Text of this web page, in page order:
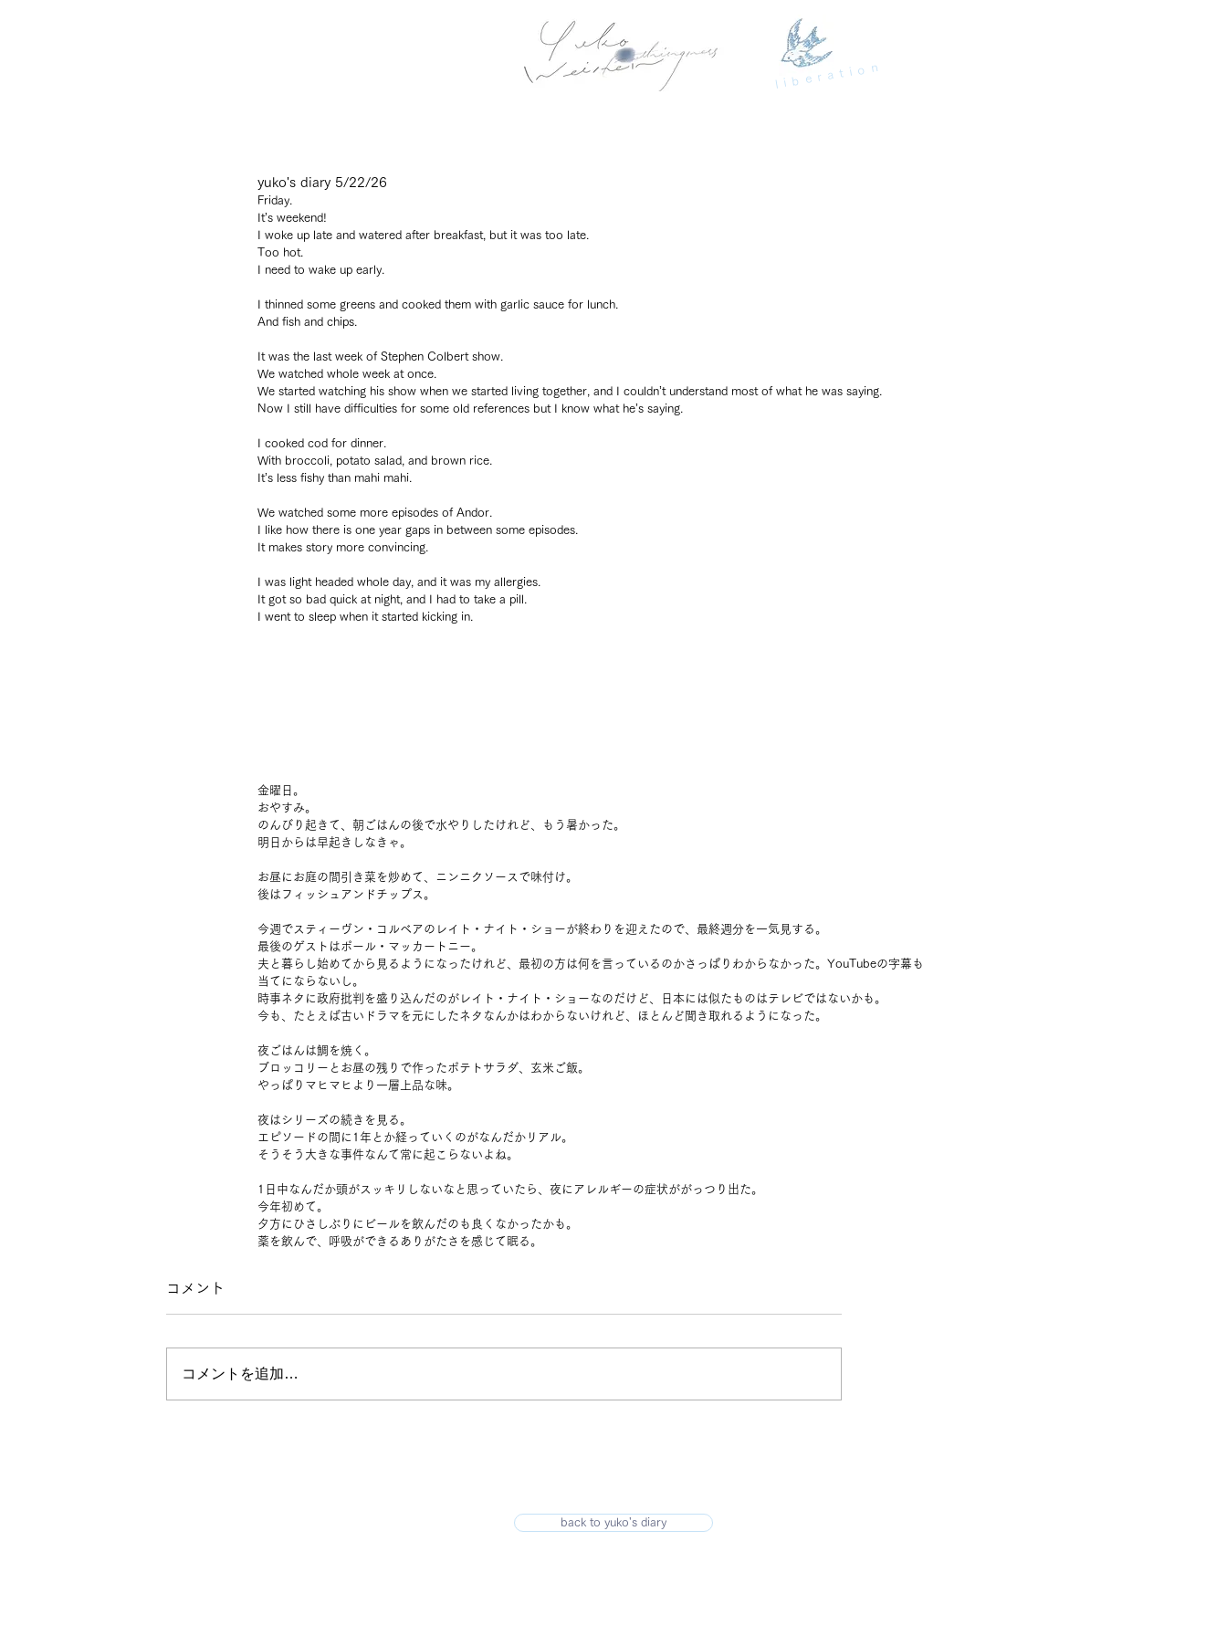
liberation
yuko's diary 5/22/26
Friday.
It’s weekend!
I woke up late and watered after breakfast, but it was too late.
Too hot.
I need to wake up early.
I thinned some greens and cooked them with garlic sauce for lunch.
And fish and chips.
It was the last week of Stephen Colbert show.
We watched whole week at once.
We started watching his show when we started living together, and I couldn’t understand most of what he was saying.
Now I still have difficulties for some old references but I know what he’s saying.
I cooked cod for dinner.
With broccoli, potato salad, and brown rice.
It’s less fishy than mahi mahi.
We watched some more episodes of Andor.
I like how there is one year gaps in between some episodes.
It makes story more convincing.
I was light headed whole day, and it was my allergies.
It got so bad quick at night, and I had to take a pill.
I went to sleep when it started kicking in.
金曜日。
おやすみ。
のんびり起きて、朝ごはんの後で水やりしたけれど、もう暑かった。
明日からは早起きしなきゃ。
お昼にお庭の間引き菜を炒めて、ニンニクソースで味付け。
後はフィッシュアンドチップス。
今週でスティーヴン・コルベアのレイト・ナイト・ショーが終わりを迎えたので、最終週分を一気見する。
最後のゲストはポール・マッカートニー。
夫と暮らし始めてから見るようになったけれど、最初の方は何を言っているのかさっぱりわからなかった。YouTubeの字幕も
当てにならないし。
時事ネタに政府批判を盛り込んだのがレイト・ナイト・ショーなのだけど、日本には似たものはテレビではないかも。
今も、たとえば古いドラマを元にしたネタなんかはわからないけれど、ほとんど聞き取れるようになった。
夜ごはんは鯛を焼く。
ブロッコリーとお昼の残りで作ったポテトサラダ、玄米ご飯。
やっぱりマヒマヒより一層上品な味。
夜はシリーズの続きを見る。
エピソードの間に1年とか経っていくのがなんだかリアル。
そうそう大きな事件なんて常に起こらないよね。
1日中なんだか頭がスッキリしないなと思っていたら、夜にアレルギーの症状ががっつり出た。
今年初めて。
夕方にひさしぶりにビールを飲んだのも良くなかったかも。
薬を飲んで、呼吸ができるありがたさを感じて眠る。
コメント
コメントを追加…
back to yuko's diary